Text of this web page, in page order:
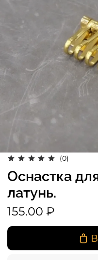
(0)
Оснастка
латунь.
155.00 ₽